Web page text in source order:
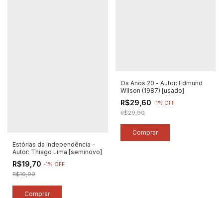
Estórias da Independência -
Autor: Thiago Lima [seminovo]
R$19,70 -1 % OFF
R$19,90
Os Anos 20 - Autor: Edmund
Wilson (1987) [usado]
R$29,60 -1 % OFF
R$29,90